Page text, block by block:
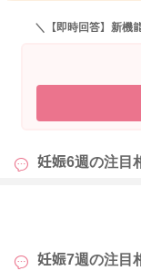
＼【即時回答】新機
妊娠6週の注目
妊娠7週の注目